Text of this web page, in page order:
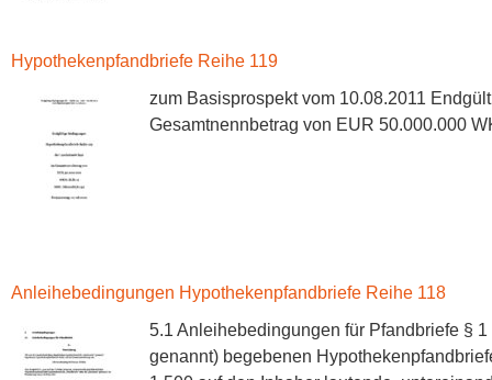
Hypothekenpfandbriefe Reihe 119
zum Basisprospekt vom 10.08.2011
Gesamtnennbetrag von EUR 50.000.000
Anleihebedingungen Hypothekenpfandbriefe Reihe 118
5.1 Anleihebedingungen für Pfandbriefe §
genannt) begebenen